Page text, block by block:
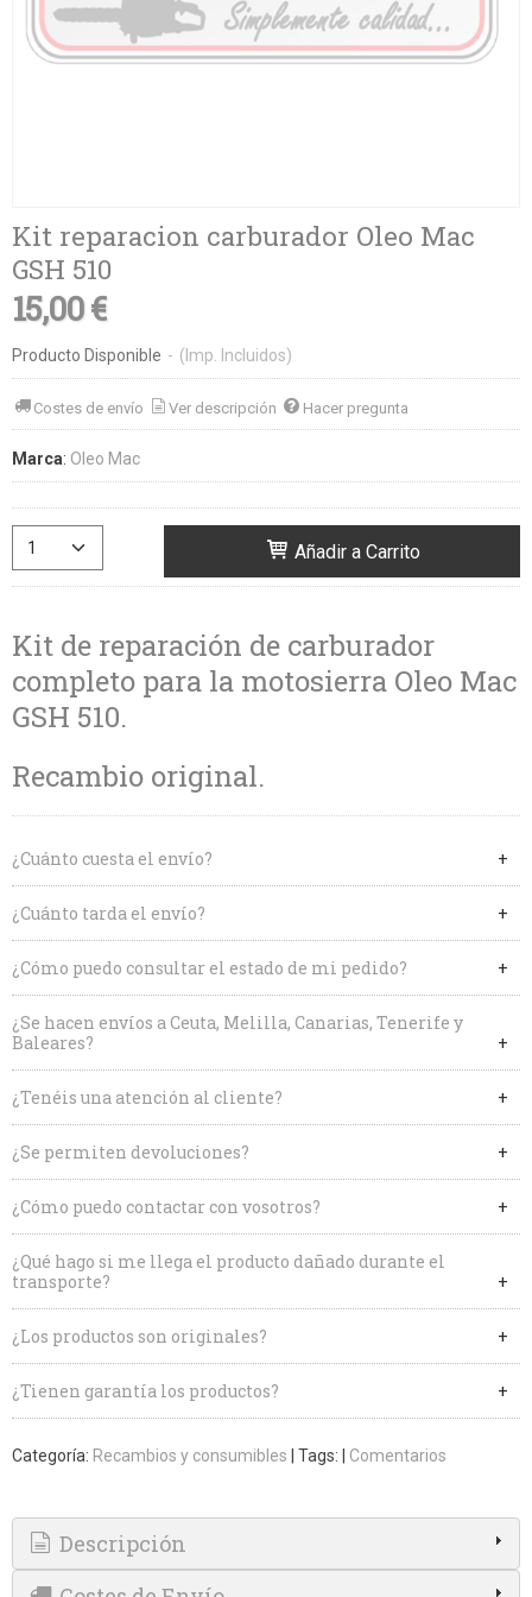
Kit reparacion carburador Oleo Mac
GSH 510
15,00 €
Producto Disponible - (Imp. Incluidos)
Costes de envío Ver descripción Hacer pregunta
Marca: Oleo Mac
Añadir a Carrito
Kit de reparación de carburador
completo para la motosierra Oleo Mac
GSH 510.
Recambio original.
¿Cuánto cuesta el envío?
¿Cuánto tarda el envío?
¿Cómo puedo consultar el estado de mi pedido?
¿Se hacen envíos a Ceuta, Melilla, Canarias, Tenerife y
Baleares?
¿Tenéis una atención al cliente?
¿Se permiten devoluciones?
¿Cómo puedo contactar con vosotros?
¿Qué hago si me llega el producto dañado durante el
transporte?
¿Los productos son originales?
¿Tienen garantía los productos?
Categoría: Recambios y consumibles Tags: Comentarios
Descripción